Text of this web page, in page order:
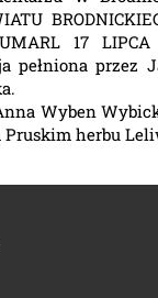
17 LIPCA
pełniona przez
Anna Wyben
herbu